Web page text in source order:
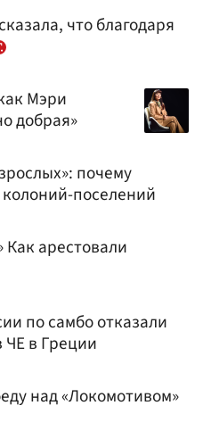
что благодаря
Мэри
добрая»
почему
колоний-поселений
Как арестовали
по самбо отказали
ЧЕ в Греции
над «Локомотивом»